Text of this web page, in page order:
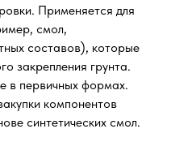
Применяется для
смол,
составов), которые
закрепления грунта.
в первичных формах.
компонентов
синтетических смол.